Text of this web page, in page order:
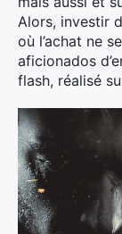
Alors, investir
où l’achat ne
aficionados
flash, réalisé